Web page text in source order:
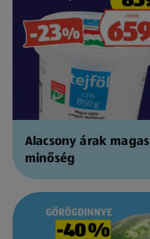
Alacsony árak magas
minőség